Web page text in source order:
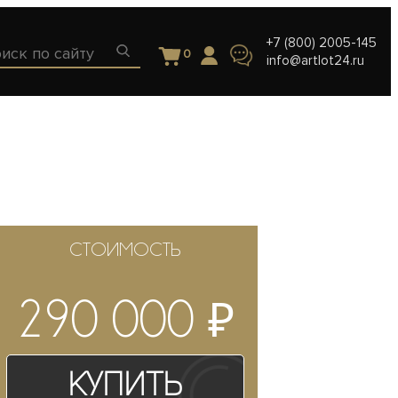
0
+7 (800) 2005-145
info@artlot24.ru
СТОИМОСТЬ
290 000 ₽
Купить